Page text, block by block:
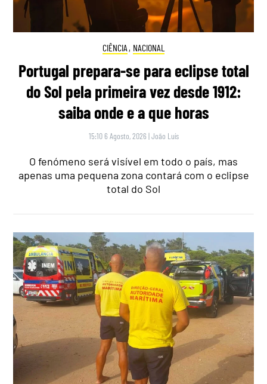
CIÊNCIA , NACIONAL
Portugal prepara-se para eclipse total
do Sol pela primeira vez desde 1912:
saiba onde e a que horas
15:10 6 Agosto, 2026 |João Luís
O fenómeno será visível em todo o país, mas
apenas uma pequena zona contará com o eclipse
total do Sol